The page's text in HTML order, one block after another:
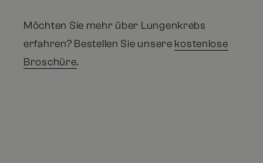
Möchten Sie mehr über Lungenkrebs
erfahren? Bestellen Sie unsere kostenlose
Broschüre.